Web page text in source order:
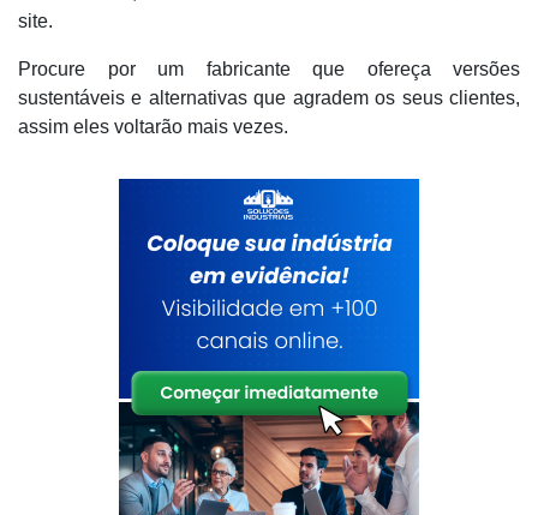
site.
Procure por um fabricante que ofereça versões
sustentáveis e alternativas que agradem os seus clientes,
assim eles voltarão mais vezes.